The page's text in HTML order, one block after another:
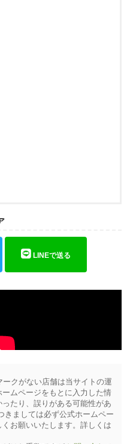
LINEで送る
ークがない店舗は当サイトの運
ムページをもとに入力した情
たり、誤りがある可能性があ
きましては必ず公式ホームペー
お願いいたします。詳しくは